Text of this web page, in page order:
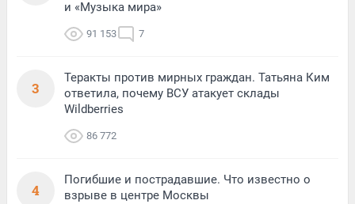
и «Музыка мира»
91 153 7
3
Теракты против мирных граждан. Татьяна Ким
ответила, почему ВСУ атакует склады
Wildberries
86 772
4
Погибшие и пострадавшие. Что известно о
взрыве в центре Москвы